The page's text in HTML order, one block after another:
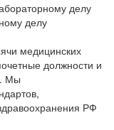
делу
делу
медицинских
должности и
Мы
РФ